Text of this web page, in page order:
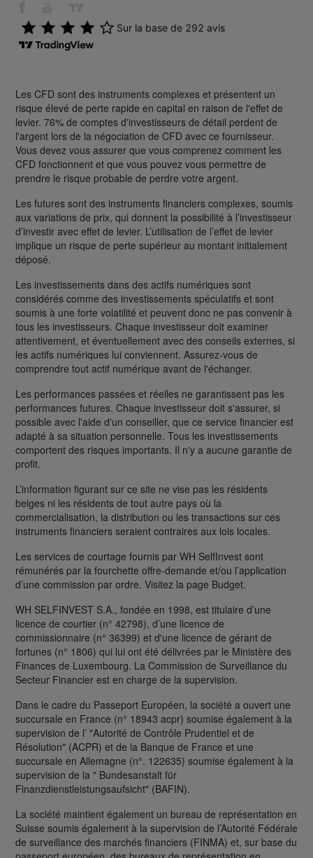
Les CFD sont des instruments complexes et présentent un
risque élevé de perte rapide en capital en raison de l'effet de
levier. 76% de comptes d'investisseurs de détail perdent de
l'argent lors de la négociation de CFD avec ce fournisseur.
Vous devez vous assurer que vous comprenez comment les
CFD fonctionnent et que vous pouvez vous permettre de
prendre le risque probable de perdre votre argent.
Les futures sont des instruments financiers complexes, soumis
aux variations de prix, qui donnent la possibilité à l’investisseur
d’investir avec effet de levier. L’utilisation de l’effet de levier
implique un risque de perte supérieur au montant initialement
déposé.
Les investissements dans des actifs numériques sont
considérés comme des investissements spéculatifs et sont
soumis à une forte volatilité et peuvent donc ne pas convenir à
tous les investisseurs. Chaque investisseur doit examiner
attentivement, et éventuellement avec des conseils externes, si
les actifs numériques lui conviennent. Assurez-vous de
comprendre tout actif numérique avant de l'échanger.
Les performances passées et réelles ne garantissent pas les
performances futures. Chaque investisseur doit s'assurer, si
possible avec l'aide d'un conseiller, que ce service financier est
adapté à sa situation personnelle. Tous les investissements
comportent des risques importants. Il n'y a aucune garantie de
profit.
L’information figurant sur ce site ne vise pas les résidents
belges ni les résidents de tout autre pays où la
commercialisation, la distribution ou les transactions sur ces
instruments financiers seraient contraires aux lois locales.
Les services de courtage fournis par WH SelfInvest sont
rémunérés par la fourchette offre-demande et/ou l’application
d’une commission par ordre. Visitez la page Budget.
WH SELFINVEST S.A., fondée en 1998, est titulaire d’une
licence de courtier (n° 42798), d’une licence de
commissionnaire (n° 36399) et d'une licence de gérant de
fortunes (n° 1806) qui lui ont été délivrées par le Ministère des
Finances de Luxembourg. La Commission de Surveillance du
Secteur Financier est en charge de la supervision.
Dans le cadre du Passeport Européen, la société a ouvert une
succursale en France (n° 18943 acpr) soumise également à la
supervision de l’ "Autorité de Contrôle Prudentiel et de
Résolution" (ACPR) et de la Banque de France et une
succursale en Allemagne (n°. 122635) soumise également à la
supervision de la " Bundesanstalt für
Finanzdienstleistungsaufsicht" (BAFIN).
La société maintient également un bureau de représentation en
Suisse soumis également à la supervision de l’Autorité Fédérale
de surveillance des marchés financiers (FINMA) et, sur base du